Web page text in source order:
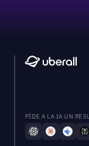
PÍDE A LA IA UN